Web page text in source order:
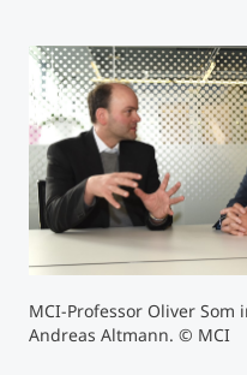
Technische
Maßgeschneiderte
Executive
MCI-Professor Oliver Som
Andreas Altmann. © MCI